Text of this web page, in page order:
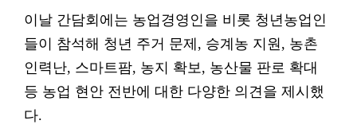
이날 간담회에는 농업경영인을 비롯 청년농업인
들이 참석해 청년 주거 문제, 승계농 지원, 농촌
인력난, 스마트팜, 농지 확보, 농산물 판로 확대
등 농업 현안 전반에 대한 다양한 의견을 제시했
다.